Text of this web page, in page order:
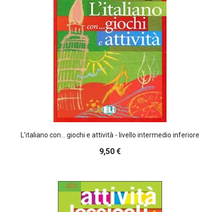
L’italiano con... giochi e attività - livello intermedio inferiore
9,50 €